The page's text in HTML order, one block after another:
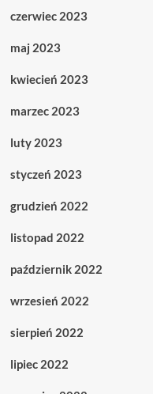
czerwiec 2023
maj 2023
kwiecień 2023
marzec 2023
luty 2023
styczeń 2023
grudzień 2022
listopad 2022
październik 2022
wrzesień 2022
sierpień 2022
lipiec 2022